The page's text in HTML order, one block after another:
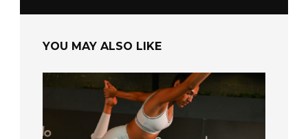
YOU MAY ALSO LIKE